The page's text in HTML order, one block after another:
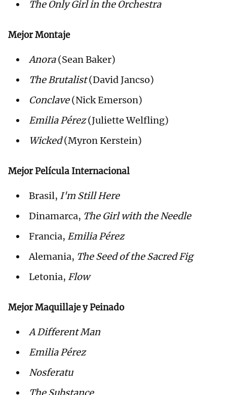
The Only Girl in the Orchestra
Mejor Montaje
Anora(Sean Baker)
The Brutalist(David Jancso)
Conclave(Nick Emerson)
Emilia Pérez(Juliette Welfling)
Wicked(Myron Kerstein)
Mejor Película Internacional
Brasil, I'm Still Here
Dinamarca, The Girl with the Needle
Francia, Emilia Pérez
Alemania, The Seed of the Sacred Fig
Letonia, Flow
Mejor Maquillaje y Peinado
A Different Man
Emilia Pérez
Nosferatu